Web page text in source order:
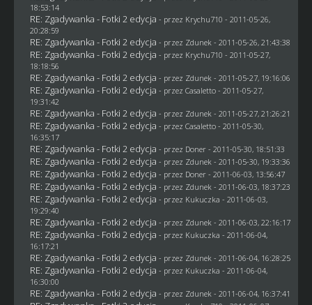
18:53:14
RE: Zgadywanka - Fotki 2 edycja - przez Krychu710 - 2011-05-26,
20:28:59
RE: Zgadywanka - Fotki 2 edycja - przez Zdunek - 2011-05-26, 21:43:38
RE: Zgadywanka - Fotki 2 edycja - przez Krychu710 - 2011-05-27,
18:18:56
RE: Zgadywanka - Fotki 2 edycja - przez Zdunek - 2011-05-27, 19:16:06
RE: Zgadywanka - Fotki 2 edycja - przez Casaletto- 2011-05-27,
19:31:42
RE: Zgadywanka - Fotki 2 edycja - przez Zdunek - 2011-05-27, 21:26:21
RE: Zgadywanka - Fotki 2 edycja - przez Casaletto- 2011-05-30,
16:35:17
RE: Zgadywanka - Fotki 2 edycja - przez Doner- 2011-05-30, 18:51:33
RE: Zgadywanka - Fotki 2 edycja - przez Zdunek - 2011-05-30, 19:33:36
RE: Zgadywanka - Fotki 2 edycja - przez Doner- 2011-06-03, 13:56:47
RE: Zgadywanka - Fotki 2 edycja - przez Zdunek - 2011-06-03, 18:37:23
RE: Zgadywanka - Fotki 2 edycja - przez Kukuczka - 2011-06-03,
19:29:40
RE: Zgadywanka - Fotki 2 edycja - przez Zdunek - 2011-06-03, 22:16:17
RE: Zgadywanka - Fotki 2 edycja - przez Kukuczka - 2011-06-04,
16:17:21
RE: Zgadywanka - Fotki 2 edycja - przez Zdunek - 2011-06-04, 16:28:25
RE: Zgadywanka - Fotki 2 edycja - przez Kukuczka - 2011-06-04,
16:30:00
RE: Zgadywanka - Fotki 2 edycja - przez Zdunek - 2011-06-04, 16:37:41